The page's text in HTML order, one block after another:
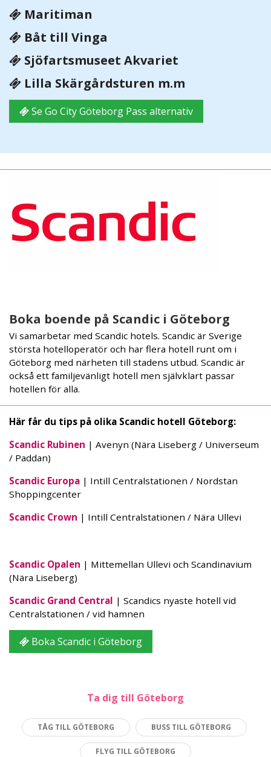
Maritiman
Båt till Vinga
Sjöfartsmuseet Akvariet
Lilla Skärgårdsturen m.m
Se Go City Göteborg Pass alternativ
Boka boende på Scandic i Göteborg
Vi samarbetar med Scandic hotels. Scandic är Sverige
största hotelloperatör och har flera hotell runt om i
Göteborg med närheten till stadens utbud. Scandic är
också ett familjevänligt hotell men självklart passar
hotellen för alla.
Här får du tips på olika Scandic hotell Göteborg:
Scandic Rubinen | Avenyn (Nära Liseberg / Universeum
/ Paddan)
Scandic Europa | Intill Centralstationen / Nordstan
Shoppingcenter
Scandic Crown | Intill Centralstationen / Nära Ullevi
Scandic Opalen | Mittemellan Ullevi och Scandinavium
(Nära Liseberg)
Scandic Grand Central | Scandics nyaste hotell vid
Centralstationen / vid hamnen
Boka Scandic i Göteborg
Ta dig till Göteborg
TÅG TILL GÖTEBORG BUSS TILL GÖTEBORG
FLYG TILL GÖTEBORG